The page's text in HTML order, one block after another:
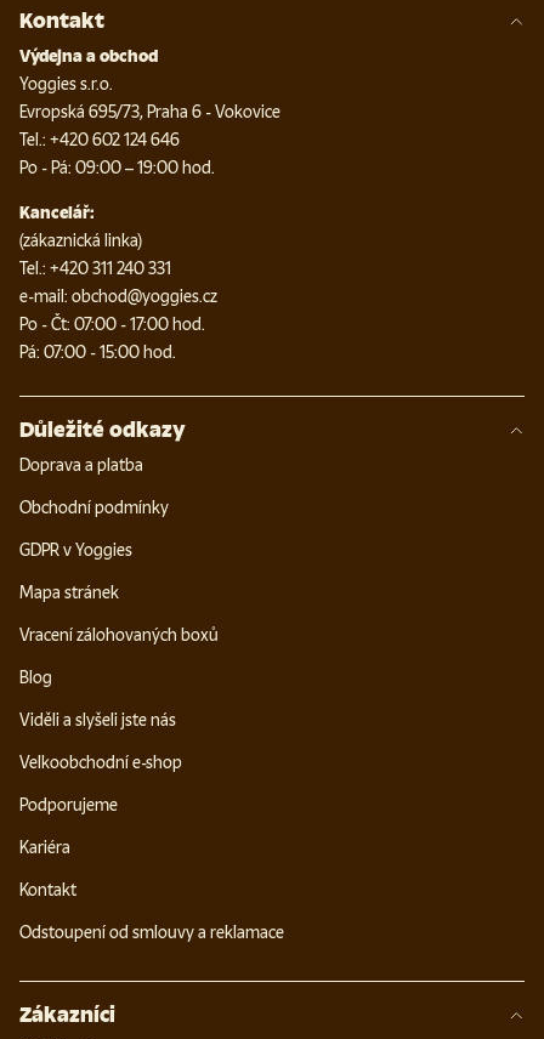
Kontakt
Výdejna a obchod
Yoggies s.r.o.
Evropská 695/73, Praha 6 - Vokovice
Tel.: +420 602 124 646
Po - Pá: 09:00 – 19:00 hod.
Kancelář:
(zákaznická linka)
Tel.: +420 311 240 331
e-mail: obchod@yoggies.cz
Po - Čt: 07:00 - 17:00 hod.
Pá: 07:00 - 15:00 hod.
Důležité odkazy
Doprava a platba
Obchodní podmínky
GDPR v Yoggies
Mapa stránek
Vracení zálohovaných boxů
Blog
Viděli a slyšeli jste nás
Velkoobchodní e-shop
Podporujeme
Kariéra
Kontakt
Odstoupení od smlouvy a reklamace
Zákazníci